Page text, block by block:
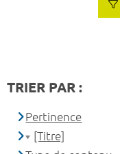
TRIER PAR :
Pertinence
[Titre]